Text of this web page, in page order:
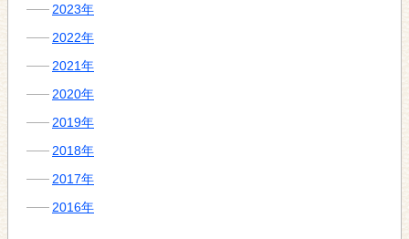
2023年
2022年
2021年
2020年
2019年
2018年
2017年
2016年